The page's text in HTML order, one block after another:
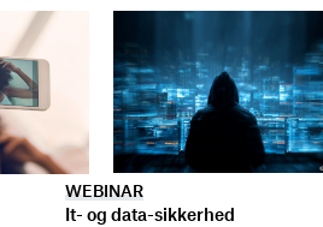
WEBINAR
It- og data-sikkerhed